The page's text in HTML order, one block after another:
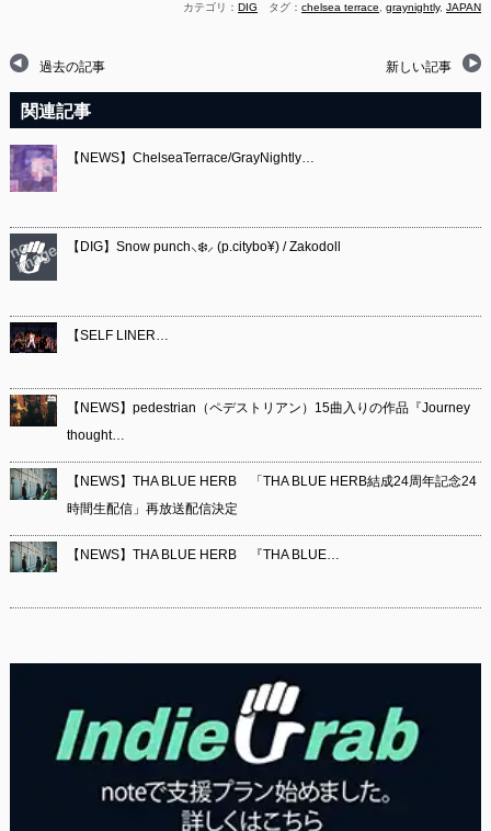
カテゴリ：DIG タグ：chelsea terrace ,graynightly,JAPAN
過去の記事 新しい記事
関連記事
【NEWS】ChelseaTerrace/GrayNightly…
【DIG】Snow punch⸜❄️⸝ (p.citybo¥) / Zakodoll
【SELF LINER…
【NEWS】pedestrian（ペデストリアン）15曲入りの作品『Journey
thought…
【NEWS】THA BLUE HERB 「THA BLUE HERB結成24周年記念24
時間生配信」再放送配信決定
【NEWS】THA BLUE HERB 『THA BLUE…